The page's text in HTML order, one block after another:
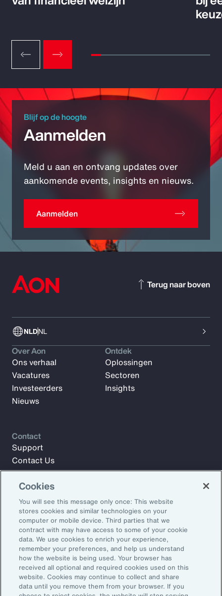
Blijf op de hoogte
Aanmelden
Meld u aan en ontvang updates over
aankomende events, insights en nieuws.
Aanmelden
NLDNL
Terug naar boven
artikelen, rapporten en updates van ons team van experts.
E-mailadres:
Aanmelden
Over Aon
Ons verhaal
Vacatures
Investeerders
Nieuws
Ontdek
Oplossingen
Sectoren
Insights
Contact
Support
Contact Us
©2026 Aon plc. Alle rechten voorbehouden.
SitemapPrivacy StatementAlgemene voorwaarden
Cookies
You will see this message only once: This website
stores cookies and similar technologies on your
computer or mobile device. Third parties that we
contract with may have access to some of your cookie
data. We use cookies to enrich your experience,
remember your preferences, and help us understand
how the website is being used. Your browser has
received all optional and required cookies used on this
website. Cookies may continue to collect and share
data until you remove them from your browser. If you